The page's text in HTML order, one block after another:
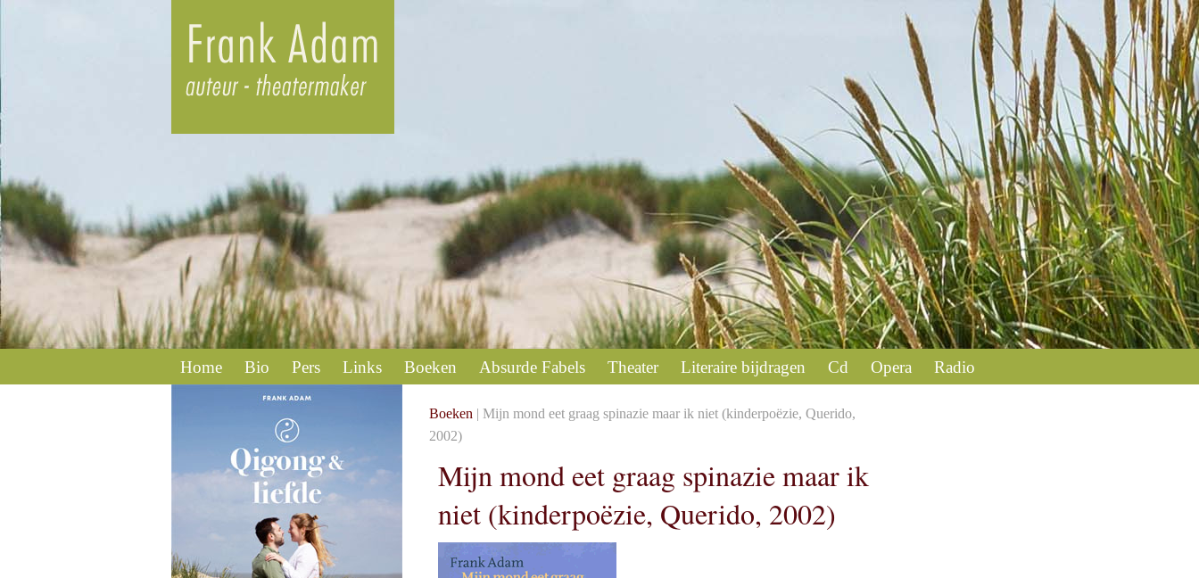
Home Bio Pers Links Boeken Absurde Fabels Theater Literaire bijdragen Cd Opera Radio
Boeken | Mijn mond eet graag spinazie maar ik niet (kinderpoëzie, Querido,
2002)
Mijn mond eet graag spinazie maar ik
niet (kinderpoëzie, Querido, 2002)